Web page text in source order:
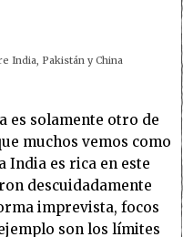
India, Pakistán y China
es solamente otro de
muchos vemos como
India es rica en este
descuidadamente
imprevista, focos
son los límites